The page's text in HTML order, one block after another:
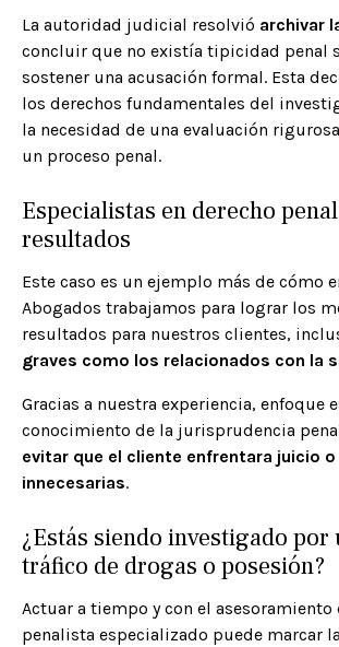
La autoridad judicial resolvió archivar
concluir que no existía tipicidad penal
sostener una acusación formal. Esta
los derechos fundamentales del
la necesidad de una evaluación
un proceso penal.
Especialistas en derecho
resultados
Este caso es un ejemplo más de cómo
Abogados trabajamos para lograr los
resultados para nuestros clientes,
graves como los relacionados con la
Gracias a nuestra experiencia, enfoque
conocimiento de la jurisprudencia
evitar que el cliente enfrentara juicio o
innecesarias.
¿Estás siendo investigado por
tráfico de drogas o posesión?
Actuar a tiempo y con el asesoramiento
penalista especializado puede marcar